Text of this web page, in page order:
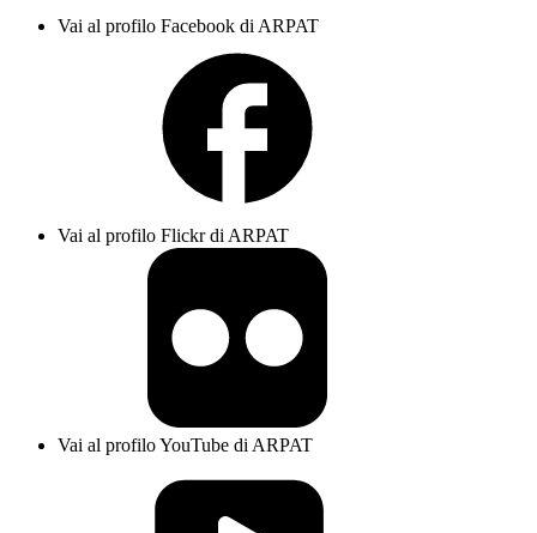
Vai al profilo Facebook di ARPAT
Vai al profilo Flickr di ARPAT
Vai al profilo YouTube di ARPAT